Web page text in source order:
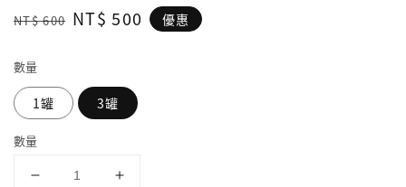
Regular
NT$ 600 Sale
NT$ 500 優惠
數量
1罐 3罐
數量